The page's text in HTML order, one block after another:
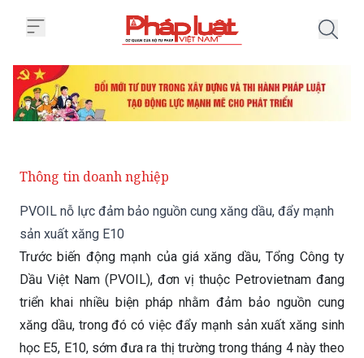
Thông tin doanh nghiệp
PVOIL nỗ lực đảm bảo nguồn cung xăng dầu, đẩy mạnh
sản xuất xăng E10
Trước biến động mạnh của giá xăng dầu, Tổng Công ty
Dầu Việt Nam (PVOIL), đơn vị thuộc Petrovietnam đang
triển khai nhiều biện pháp nhằm đảm bảo nguồn cung
xăng dầu, trong đó có việc đẩy mạnh sản xuất xăng sinh
học E5, E10, sớm đưa ra thị trường trong tháng 4 này theo